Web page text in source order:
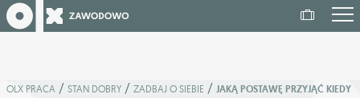
OLX PRACA / STAN DOBRY / ZADBAJ O SIEBIE / JAKĄ POSTAWĘ PRZYJĄĆ KIEDY